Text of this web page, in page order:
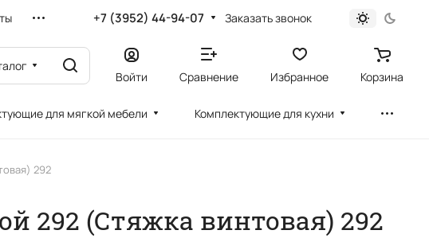
+7 (3952) 44-94-07 Заказать звонок
Войти Сравнение Избранное Корзина
для мягкой мебели Комплектующие для кухни
292
292 (Стяжка винтовая) 292